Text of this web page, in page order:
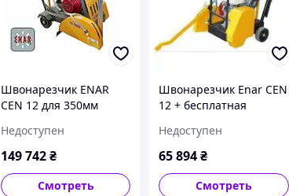
Швонарезчик ENAR
CEN 12 для 350мм
Honda GX270
Недоступен
149 742₴
Смотреть
Швонарезчик Enar CEN
12 + бесплатная
Недоступен
65 894₴
Смотреть